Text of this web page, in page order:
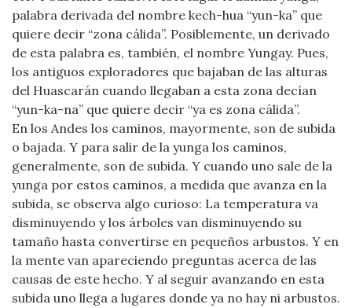
palabra derivada del nombre kech-hua “yun-ka” que
quiere decir “zona cálida”. Posiblemente, un derivado
de esta palabra es, también, el nombre Yungay. Pues,
los antiguos exploradores que bajaban de las alturas
del Huascarán cuando llegaban a esta zona decían
“yun-ka-na” que quiere decir “ya es zona cálida”.
En los Andes los caminos, mayormente, son de subida
o bajada. Y para salir de la yunga los caminos,
generalmente, son de subida. Y cuando uno sale de la
yunga por estos caminos, a medida que avanza en la
subida, se observa algo curioso: La temperatura va
disminuyendo y los árboles van disminuyendo su
tamaño hasta convertirse en pequeños arbustos. Y en
la mente van apareciendo preguntas acerca de las
causas de este hecho. Y al seguir avanzando en esta
subida uno llega a lugares donde ya no hay ni arbustos.